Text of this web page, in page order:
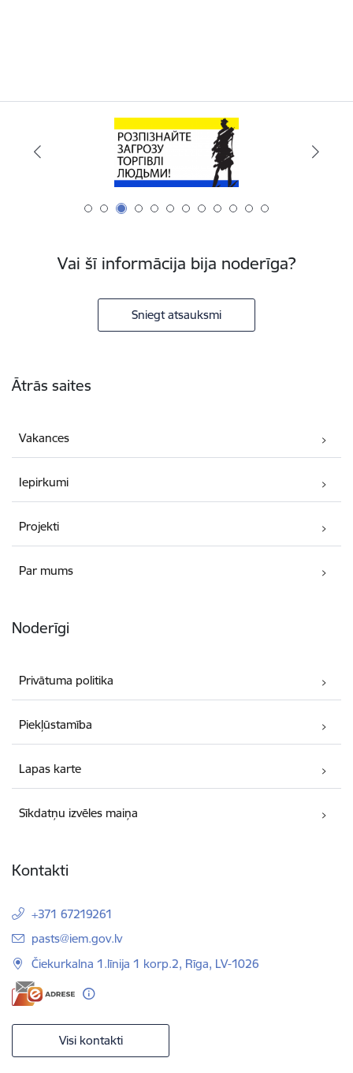
Vai šī informācija bija noderīga?
Sniegt atsauksmi
Ātrās saites
Vakances
Iepirkumi
Projekti
Par mums
Noderīgi
Privātuma politika
Piekļūstamība
Lapas karte
Sīkdatņu izvēles maiņa
Kontakti
+371 67219261
E-pasts:
pasts@iem.gov.lv
Čiekurkalna 1.līnija 1 korp.2, Rīga, LV-1026
Visi kontakti